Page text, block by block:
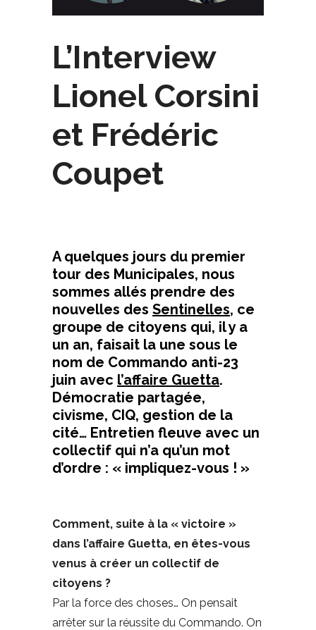
L’Interview
Lionel Corsini
et Frédéric
Coupet
A quelques jours du premier
tour des Municipales, nous
sommes allés prendre des
nouvelles des Sentinelles, ce
groupe de citoyens qui, il y a
un an, faisait la une sous le
nom de Commando anti-23
juin avec l’affaire Guetta.
Démocratie partagée,
civisme, CIQ, gestion de la
cité… Entretien fleuve avec un
collectif qui n’a qu’un mot
d’ordre : « impliquez-vous ! »
Comment, suite à la « victoire »
dans l’affaire Guetta, en êtes-vous
venus à créer un collectif de
citoyens ?
Par la force des choses… On pensait
arrêter sur la réussite du Commando. On